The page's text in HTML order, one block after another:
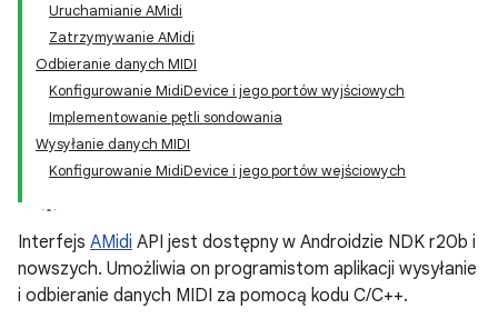
Uruchamianie AMidi
Zatrzymywanie AMidi
Odbieranie danych MIDI
Konfigurowanie MidiDevice i jego portów wyjściowych
Implementowanie pętli sondowania
Wysyłanie danych MIDI
Konfigurowanie MidiDevice i jego portów wejściowych
Interfejs AMidi API jest dostępny w Androidzie NDK r20b i
nowszych. Umożliwia on programistom aplikacji wysyłanie
i odbieranie danych MIDI za pomocą kodu C/C++.